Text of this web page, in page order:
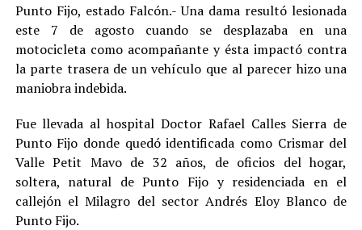
Punto Fijo, estado Falcón.- Una dama resultó lesionada
este 7 de agosto cuando se desplazaba en una
motocicleta como acompañante y ésta impactó contra
la parte trasera de un vehículo que al parecer hizo una
maniobra indebida.
Fue llevada al hospital Doctor Rafael Calles Sierra de
Punto Fijo donde quedó identificada como Crismar del
Valle Petit Mavo de 32 años, de oficios del hogar,
soltera, natural de Punto Fijo y residenciada en el
callejón el Milagro del sector Andrés Eloy Blanco de
Punto Fijo.